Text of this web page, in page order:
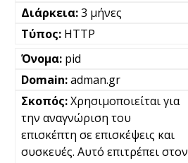
3 μήνες
HTTP
pid
adman.gr
Χρησιμοποιείται για
την αναγνώριση του
επισκέπτη σε επισκέψεις και
συσκευές. Αυτό επιτρέπει στον